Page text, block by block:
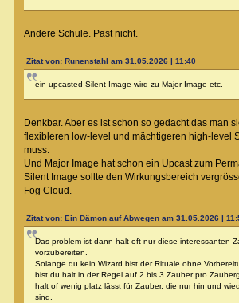
Andere Schule. Past nicht.
Zitat von: Runenstahl am 31.05.2026 | 11:40
ein upcasted Silent Image wird zu Major Image etc.
Denkbar. Aber es ist schon so gedacht das man
flexibleren low-level und mächtigeren high-level
muss.
Und Major Image hat schon ein Upcast zum
Silent Image sollte den Wirkungsbereich
Fog Cloud.
Zitat von: Ein Dämon auf Abwegen am 31.05.2026 |
Das problem ist dann halt oft nur diese interessanten
vorzubereiten.
Solange du kein Wizard bist der Rituale ohne
bist du halt in der Regel auf 2 bis 3 Zauber pro
halt of wenig platz lässt für Zauber, die nur hin und
sind.